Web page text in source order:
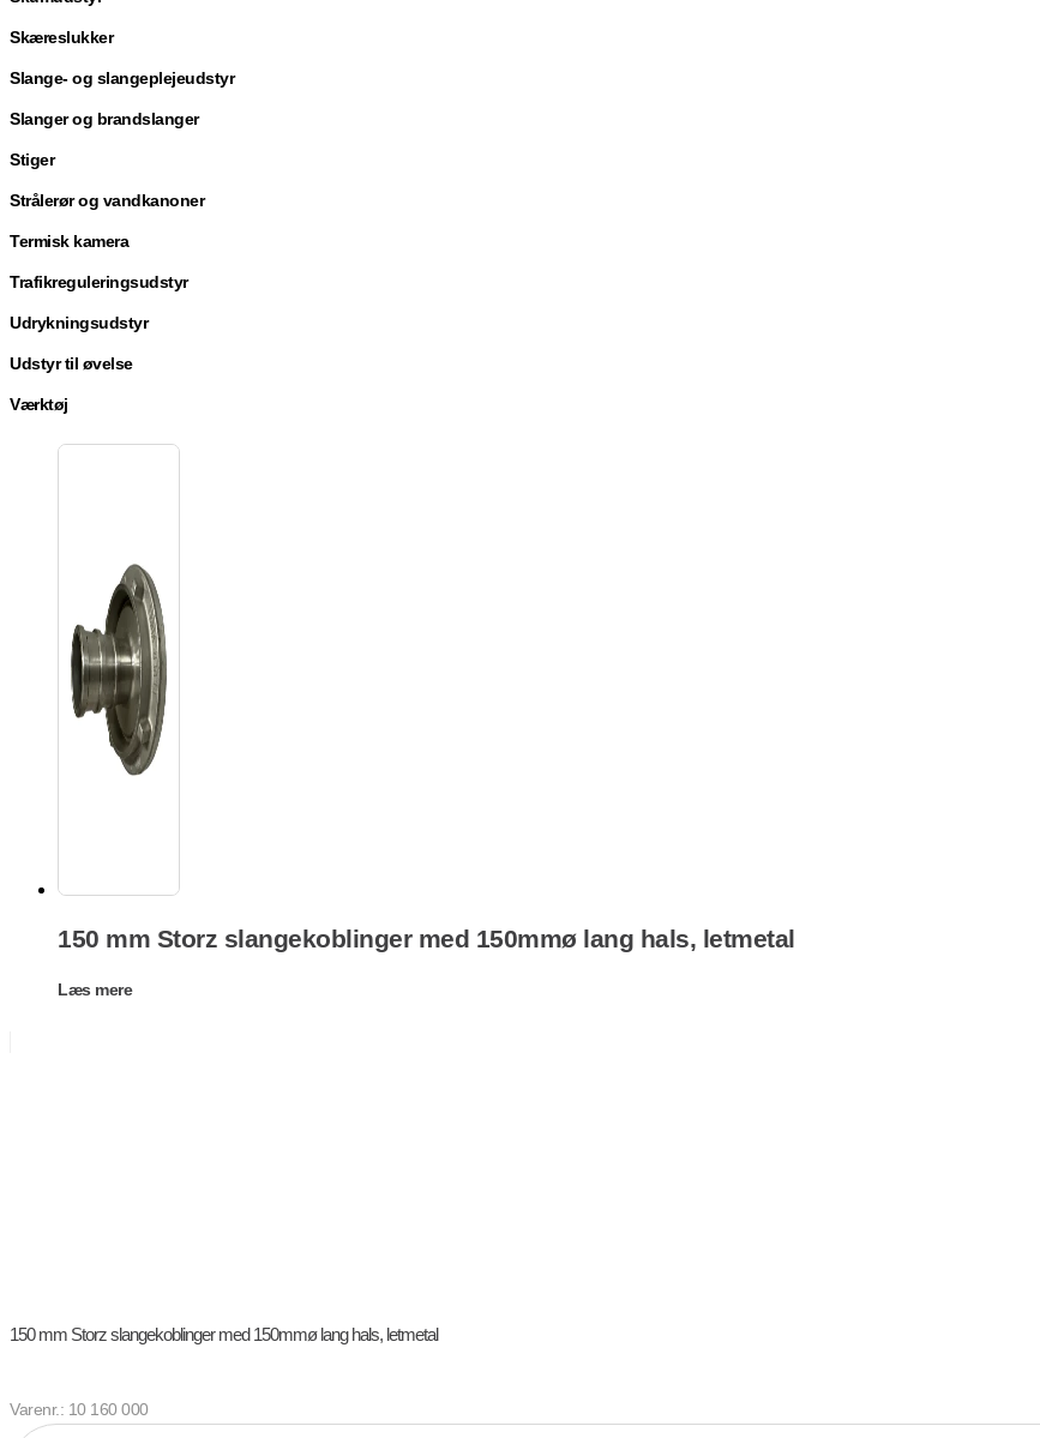
Skæreslukker
Slange- og slangeplejeudstyr
Slanger og brandslanger
Stiger
Strålerør og vandkanoner
Termisk kamera
Trafikreguleringsudstyr
Udrykningsudstyr
Udstyr til øvelse
Værktøj
150 mm Storz slangekoblinger med 150mmø lang hals, letmetal
Læs mere
150 mm Storz slangekoblinger med 150mmø lang hals, letmetal
Varenr.: 10 160 000